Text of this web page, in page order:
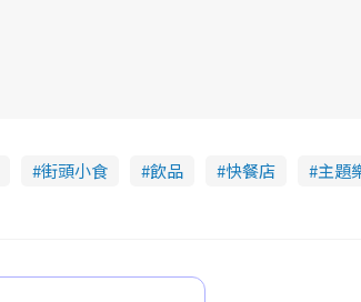
街頭小食 飲品 快餐店
主題